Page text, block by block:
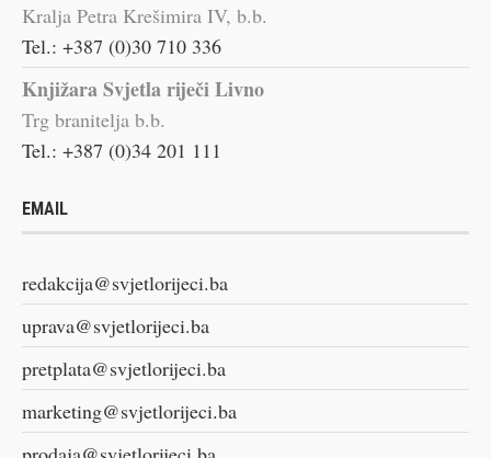
Kralja Petra Krešimira IV, b.b.
Tel.: +387 (0)30 710 336
Knjižara Svjetla riječi Livno
Trg branitelja b.b.
Tel.: +387 (0)34 201 111
EMAIL
redakcija@svjetlorijeci.ba
uprava@svjetlorijeci.ba
pretplata@svjetlorijeci.ba
marketing@svjetlorijeci.ba